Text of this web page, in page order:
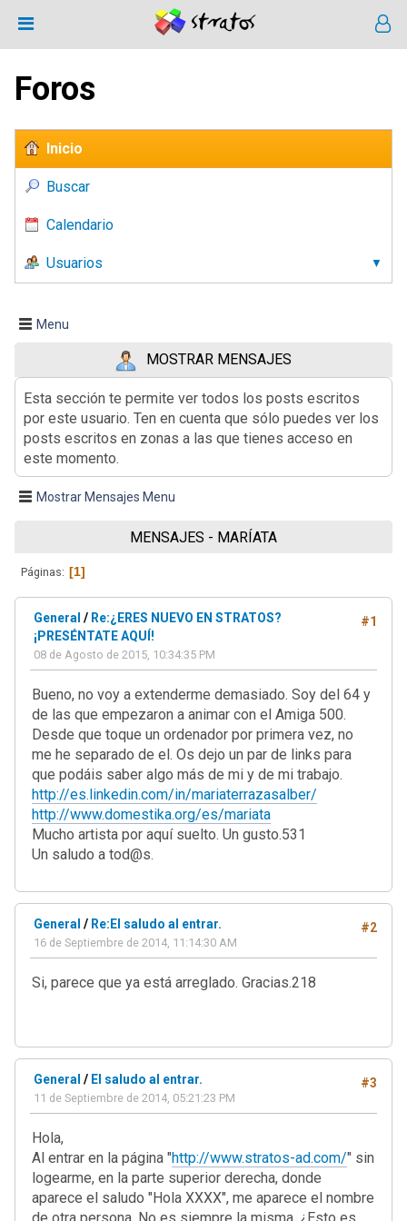
Foros
Inicio
Buscar
Calendario
Usuarios
Menu
MOSTRAR MENSAJES
Esta sección te permite ver todos los posts escritos
por este usuario. Ten en cuenta que sólo puedes ver los
posts escritos en zonas a las que tienes acceso en
este momento.
Mostrar Mensajes Menu
MENSAJES - MARÍATA
Páginas 1
#1
General / Re:¿ERES NUEVO EN STRATOS?
¡PRESÉNTATE AQUÍ!
08 de Agosto de 2015, 10:34:35 PM
Bueno, no voy a extenderme demasiado. Soy del 64 y
de las que empezaron a animar con el Amiga 500.
Desde que toque un ordenador por primera vez, no
me he separado de el. Os dejo un par de links para
que podáis saber algo más de mi y de mi trabajo.
http://es.linkedin.com/in/mariaterrazasalber/
http://www.domestika.org/es/mariata
Mucho artista por aquí suelto. Un gusto.531
Un saludo a tod@s.
#2
General / Re:El saludo al entrar.
16 de Septiembre de 2014, 11:14:30 AM
Si, parece que ya está arreglado. Gracias.218
#3
General / El saludo al entrar.
11 de Septiembre de 2014, 05:21:23 PM
Hola,
Al entrar en la página "http://www.stratos-ad.com/" sin
logearme, en la parte superior derecha, donde
aparece el saludo "Hola XXXX", me aparece el nombre